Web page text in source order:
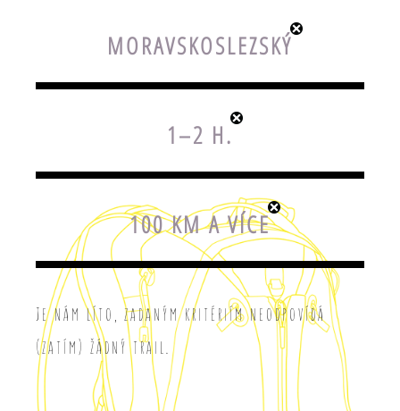
MORAVSKOSLEZSKÝ
1–2 H.
100 KM A VÍCE
Je nám líto, zadaným kritériím neodpovídá
(zatím) žádný trail.